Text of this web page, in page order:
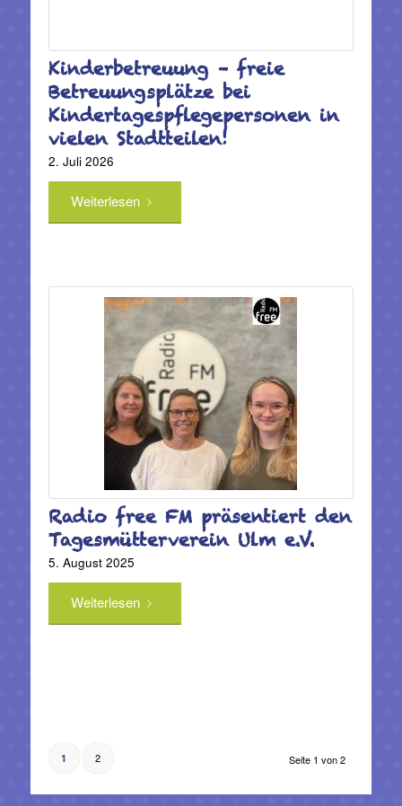
Kinderbetreuung – freie
Betreuungsplätze bei
Kindertagespflegepersonen in
vielen Stadtteilen!
2. Juli 2026
Weiterlesen
Radio free FM präsentiert den
Tagesmütterverein Ulm e.V.
5. August 2025
Weiterlesen
Seite 1 von 2
1 2